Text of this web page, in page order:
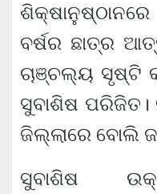
ବର୍ଷର ଛାତ୍ର
ଚାଞ୍ଚଲ୍ୟ ସୃଷ୍ଟି
ସୁବାଶିଷ ପରିଜିତ।
ଜିଲ୍ଲାରେ ବୋଲି
ସୁବାଶିଷ